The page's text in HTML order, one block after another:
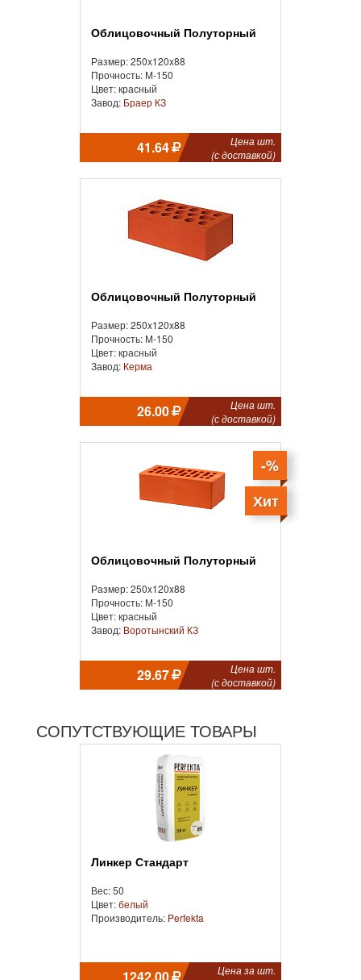
Облицовочный Полуторный
Размер: 250x120x88
Прочность: М-150
Цвет: красный
Завод: Браер КЗ
41.64
Цена шт.
(с доставкой)
Облицовочный Полуторный
Размер: 250x120x88
Прочность: М-150
Цвет: красный
Завод: Керма
26.00
Цена шт.
(с доставкой)
-%
Хит
Облицовочный Полуторный
Размер: 250x120x88
Прочность: М-150
Цвет: красный
Завод: Воротынский КЗ
29.67
Цена шт.
(с доставкой)
СОПУТСТВУЮЩИЕ ТОВАРЫ
Линкер Стандарт
Вес: 50
Цвет:белый
Производитель: Perfekta
Цена за шт.